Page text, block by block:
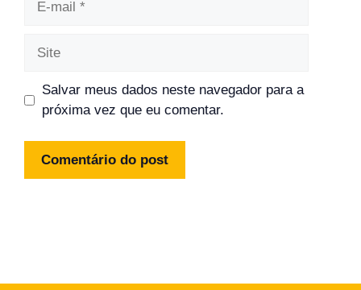
Salvar meus dados neste navegador para a
próxima vez que eu comentar.